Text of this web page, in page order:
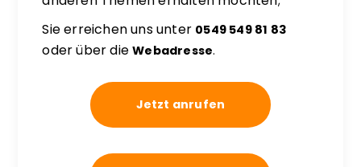
Sie erreichen uns unter 0549 549 81 83
oder über dieWebadresse.
Jetzt anrufen